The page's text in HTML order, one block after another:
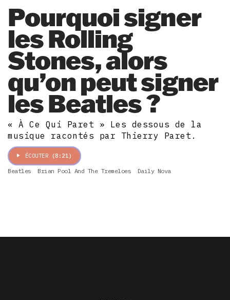
Pourquoi signer
les Rolling
Stones, alors
qu’on peut signer
les Beatles ?
« À Ce Qui Paret » Les dessous de la
musique racontés par Thierry Paret.
ÉCOUTER (8:21)
Beatles Brian Pool And The Tremeloes Daily Nova